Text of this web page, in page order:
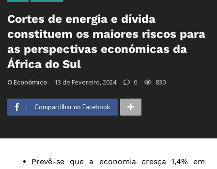
Cortes de energia e dívida
constituem os maiores riscos para
as perspectivas económicas da
África do Sul
O.Económico 13 de Fevereiro, 2024 0 830
Compartilhar no Facebook
Prevê-se que a economia cresça 1,4% em